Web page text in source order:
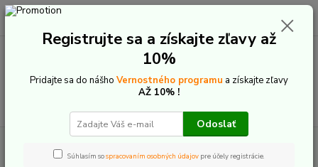
+421 907 20 22 33
0,00 €
krúžok pre dizajnový kryt motoru Bosch
Registrujte sa a získajte zľavy až
10%
Pridajte sa do nášho Vernostného programu a získajte zľavy
AŽ 10% !
Odoslať
Súhlasím sospracovaním osobných údajov pre účely registrácie.